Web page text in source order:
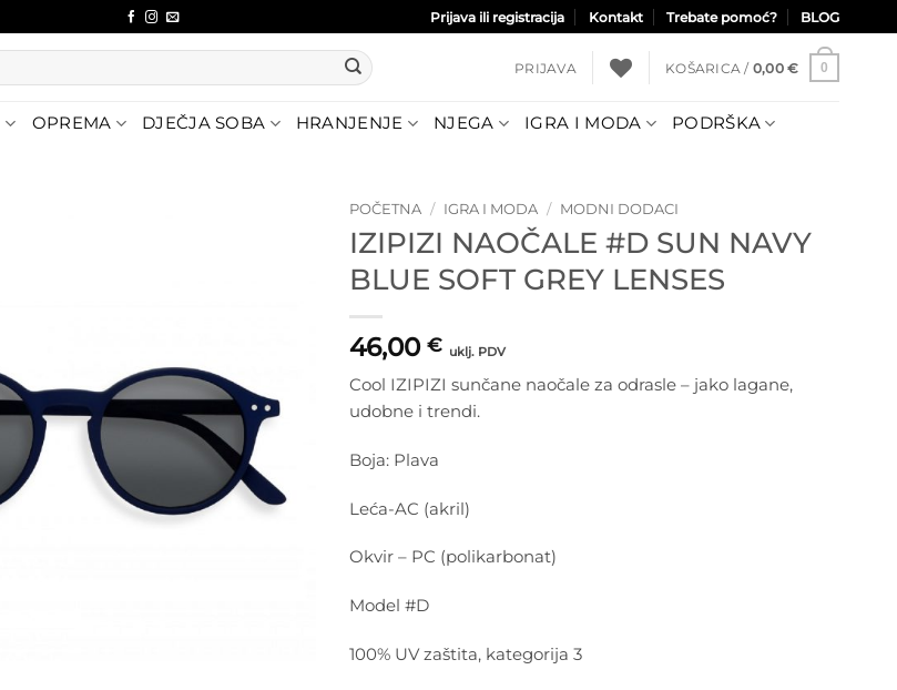
Prijava ili registracija Kontakt Trebate pomoć? BLOG
PRIJAVA KOŠARICA / 0,00 € 0
OPREMA DJEČJA SOBA HRANJENJE NJEGA IGRA I MODA PODRŠKA
POČETNA / IGRA I MODA / MODNI DODACI
IZIPIZI NAOČALE #D SUN NAVY
BLUE SOFT GREY LENSES
46,00 € uklj. PDV
Cool IZIPIZI sunčane naočale za odrasle – jako lagane,
udobne i trendi.
Boja: Plava
Leća-AC (akril)
Okvir – PC (polikarbonat)
Model #D
100% UV zaštita, kategorija 3